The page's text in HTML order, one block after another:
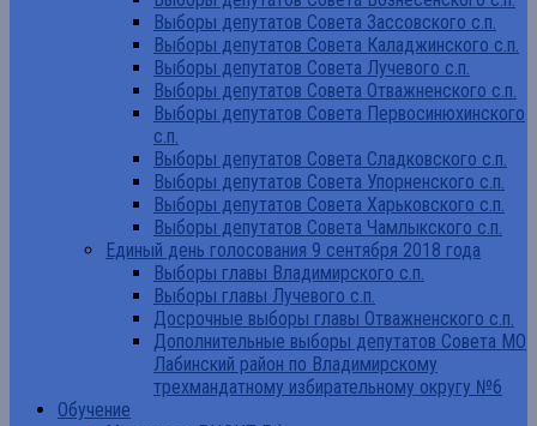
Выборы депутатов Совета Зассовского с.п.
Выборы депутатов Совета Каладжинского с.п.
Выборы депутатов Совета Лучевого с.п.
Выборы депутатов Совета Отважненского с.п.
Выборы депутатов Совета Первосинюхинского
с.п.
Выборы депутатов Совета Сладковского с.п.
Выборы депутатов Совета Упорненского с.п.
Выборы депутатов Совета Харьковского с.п.
Выборы депутатов Совета Чамлыкского с.п.
Единый день голосования 9 сентября 2018 года
Выборы главы Владимирского с.п.
Выборы главы Лучевого с.п.
Досрочные выборы главы Отважненского с.п.
Дополнительные выборы депутатов Совета МО
Лабинский район по Владимирскому
трехмандатному избирательному округу №6
Обучение